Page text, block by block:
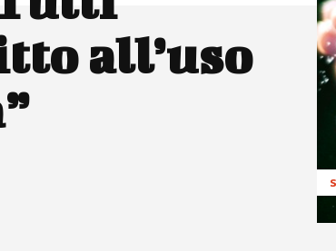
all’uso